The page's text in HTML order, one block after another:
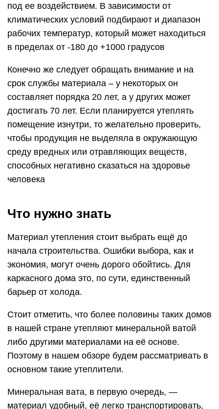
под ее воздействием. В зависимости от
климатических условий подбирают и диапазон
рабочих температур, который может находиться
в пределах от -180 до +1000 градусов
Конечно же следует обращать внимание и на
срок службы материала – у некоторых он
составляет порядка 20 лет, а у других может
достигать 70 лет. Если планируется утеплять
помещение изнутри, то желательно проверить,
чтобы продукция не выделяла в окружающую
среду вредных или отравляющих веществ,
способных негативно сказаться на здоровье
человека
Что нужно знать
Материал утепления стоит выбрать ещё до
начала строительства. Ошибки выбора, как и
экономия, могут очень дорого обойтись. Для
каркасного дома это, по сути, единственный
барьер от холода.
Стоит отметить, что более половины таких домов
в нашей стране утепляют минеральной ватой
либо другими материалами на её основе.
Поэтому в нашем обзоре будем рассматривать в
основном такие утеплители.
Минеральная вата, в первую очередь, —
материал удобный, её легко транспортировать,